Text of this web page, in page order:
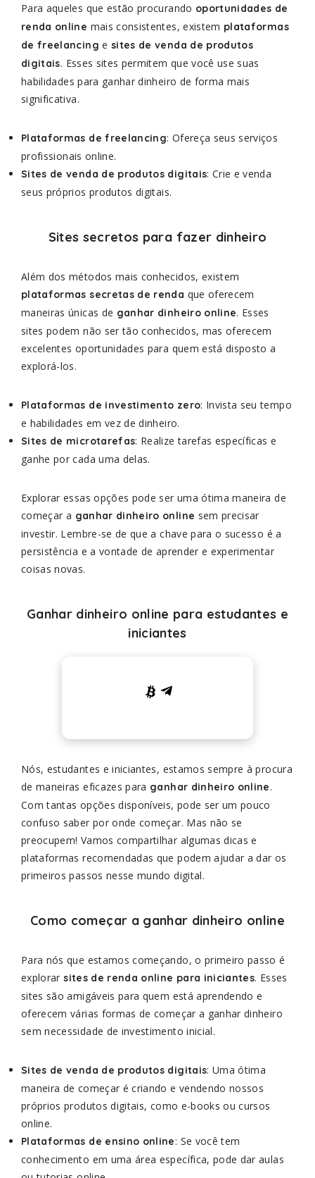
Para aqueles que estão procurando oportunidades de
renda online mais consistentes, existem plataformas
de freelancing e sites de venda de produtos
digitais. Esses sites permitem que você use suas
habilidades para ganhar dinheiro de forma mais
significativa.
Plataformas de freelancing: Ofereça seus serviços
profissionais online.
Sites de venda de produtos digitais: Crie e venda
seus próprios produtos digitais.
Sites secretos para fazer dinheiro
Além dos métodos mais conhecidos, existem
plataformas secretas de renda que oferecem
maneiras únicas de ganhar dinheiro online. Esses
sites podem não ser tão conhecidos, mas oferecem
excelentes oportunidades para quem está disposto a
explorá-los.
Plataformas de investimento zero: Invista seu tempo
e habilidades em vez de dinheiro.
Sites de microtarefas: Realize tarefas específicas e
ganhe por cada uma delas.
Explorar essas opções pode ser uma ótima maneira de
começar a ganhar dinheiro online sem precisar
investir. Lembre-se de que a chave para o sucesso é a
persistência e a vontade de aprender e experimentar
coisas novas.
Ganhar dinheiro online para estudantes e
iniciantes
Nós, estudantes e iniciantes, estamos sempre à procura
de maneiras eficazes para ganhar dinheiro online.
Com tantas opções disponíveis, pode ser um pouco
confuso saber por onde começar. Mas não se
preocupem! Vamos compartilhar algumas dicas e
plataformas recomendadas que podem ajudar a dar os
primeiros passos nesse mundo digital.
Como começar a ganhar dinheiro online
Para nós que estamos começando, o primeiro passo é
explorarsites de renda online para iniciantes. Esses
sites são amigáveis para quem está aprendendo e
oferecem várias formas de começar a ganhar dinheiro
sem necessidade de investimento inicial.
Sites de venda de produtos digitais: Uma ótima
maneira de começar é criando e vendendo nossos
próprios produtos digitais, como e-books ou cursos
online.
Plataformas de ensino online: Se você tem
conhecimento em uma área específica, pode dar aulas